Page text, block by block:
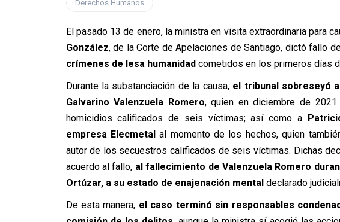
Derechos Humanos
El pasado 13 de enero, la ministra en visita extraordinaria para
González, de la Corte de Apelaciones de Santiago, dictó fallo
crímenes de lesa humanidadcometidos en los primeros días
Durante la substanciación de la causa, el tribunal sobreseyó
Galvarino Valenzuela Romero, quien en diciembre de
homicidios calificados de seis víctimas; así como a
empresa Elecmetalal momento de los hechos, quien
autor de los secuestros calificados de seis víctimas. Dichas
acuerdo al fallo, al fallecimiento de Valenzuela Romero
Ortúzar, a su estado de enajenación mentaldeclarado
De esta manera, el caso terminó sin responsables